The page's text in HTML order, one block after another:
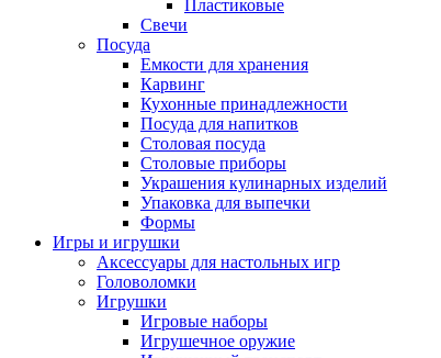
Пластиковые
Свечи
Посуда
Емкости для хранения
Карвинг
Кухонные принадлежности
Посуда для напитков
Столовая посуда
Столовые приборы
Украшения кулинарных изделий
Упаковка для выпечки
Формы
Игры и игрушки
Аксессуары для настольных игр
Головоломки
Игрушки
Игровые наборы
Игрушечное оружие